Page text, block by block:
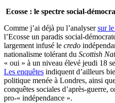
Ecosse : le spectre social-
Comme j’ai déjà pu l’analysersur
l’Ecosse un paradis social-
largement infusé le credo
nationalisme tolérant du Scottish
« oui » à un niveau élevé jeudi 18
Les enquêtes indiquent d’ailleurs
politique menée à Londres, ainsi
conquêtes sociales d’après-guerre,
pro-« indépendance ».